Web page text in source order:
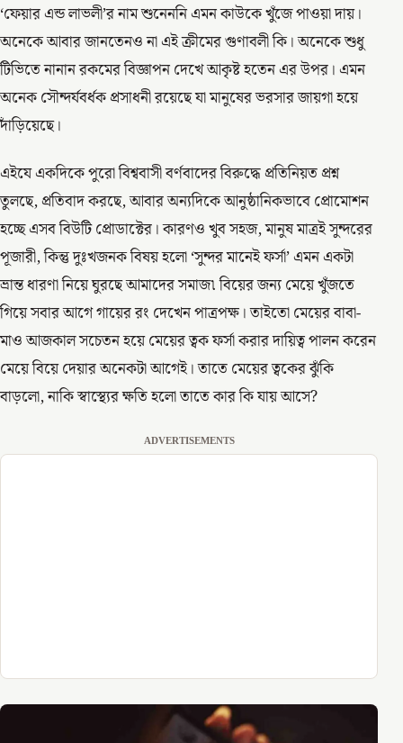
‘ফেয়ার এন্ড লাভলী’র নাম শুনেননি এমন কাউকে খুঁজে পাওয়া দায়।
অনেকে আবার জানতেনও না এই ক্রীমের গুণাবলী কি। অনেকে শুধু
টিভিতে নানান রকমের বিজ্ঞাপন দেখে আকৃষ্ট হতেন এর উপর। এমন
অনেক সৌন্দর্যবর্ধক প্রসাধনী রয়েছে যা মানুষের ভরসার জায়গা হয়ে
দাঁড়িয়েছে।
এইযে একদিকে পুরো বিশ্ববাসী বর্ণবাদের বিরুদ্ধে প্রতিনিয়ত প্রশ্ন
তুলছে, প্রতিবাদ করছে, আবার অন্যদিকে আনুষ্ঠানিকভাবে প্রোমোশন
হচ্ছে এসব বিউটি প্রোডাক্টের। কারণও খুব সহজ, মানুষ মাত্রই সুন্দরের
পূজারী, কিন্তু দুঃখজনক বিষয় হলো ‘সুন্দর মানেই ফর্সা’ এমন একটা
ভ্রান্ত ধারণা নিয়ে ঘুরছে আমাদের সমাজ৷ বিয়ের জন্য মেয়ে খুঁজতে
গিয়ে সবার আগে গায়ের রং দেখেন পাত্রপক্ষ। তাইতো মেয়ের বাবা-
মাও আজকাল সচেতন হয়ে মেয়ের ত্বক ফর্সা করার দায়িত্ব পালন করেন
মেয়ে বিয়ে দেয়ার অনেকটা আগেই। তাতে মেয়ের ত্বকের ঝুঁকি
বাড়লো, নাকি স্বাস্থ্যের ক্ষতি হলো তাতে কার কি যায় আসে?
ADVERTISEMENTS